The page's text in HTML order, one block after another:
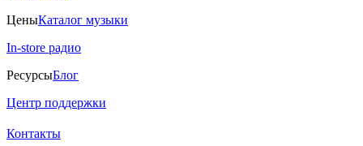
ЦеныКаталог музыки
In-store радио
РесурсыБлог
Центр поддержки
Контакты